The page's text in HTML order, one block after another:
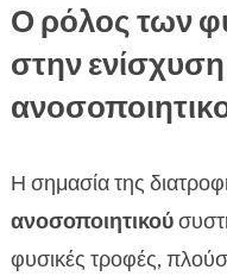
Ο ρόλος των
στην
Η σημασία της
ανοσοποιητικού
φυσικές τροφές,